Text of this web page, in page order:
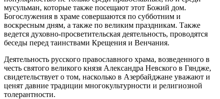
мусульман, которые также посещают этот Божий дом.
Богослужения в храме совершаются по субботним и
воскресным дням, а также по великим праздникам. Также
ведется духовно-просветительская деятельность, проводятся
беседы перед таинствами Крещения и Венчания.
Деятельность русского православного храма, возведенного в
честь святого великого князя Александра Невского в Гяндже,
свидетельствует о том, насколько в Азербайджане уважают и
ценят давние традиции многокультурности и религиозной
толерантности.